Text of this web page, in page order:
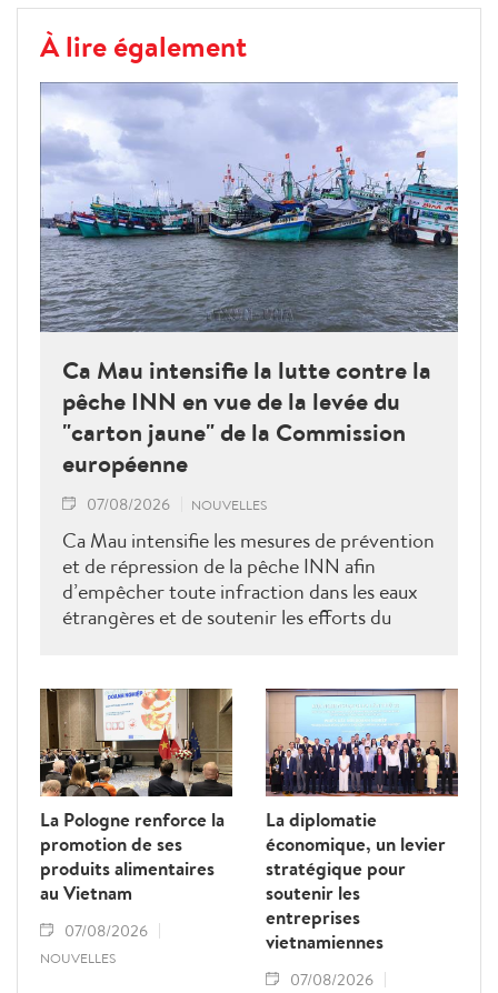
À lire également
Ca Mau intensifie la lutte contre la
pêche INN en vue de la levée du
"carton jaune" de la Commission
européenne
07/08/2026 NOUVELLES
Ca Mau intensifie les mesures de prévention
et de répression de la pêche INN afin
d’empêcher toute infraction dans les eaux
étrangères et de soutenir les efforts du
La Pologne renforce la
promotion de ses
produits alimentaires
au Vietnam
07/08/2026
NOUVELLES
La diplomatie
économique, un levier
stratégique pour
soutenir les
entreprises
vietnamiennes
07/08/2026